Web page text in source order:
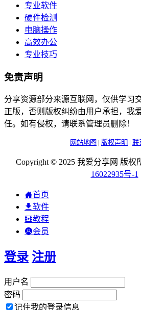
专业软件
硬件检测
电脑操作
高效办公
专业技巧
免责声明
分享资源部分来源互联网，仅供学习
正版，否则版权纠纷由用户承担，我
任。如有侵权，请联系管理员删除！
网站地图 | 版权声明 | 联
Copyright © 2025 我爱分享网 版权
16022935号-1
首页
软件
教程
会员
登录 注册
用户名
密码
记住我的登录信息